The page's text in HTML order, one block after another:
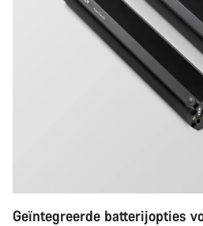
Geïntegreerde batterijopties